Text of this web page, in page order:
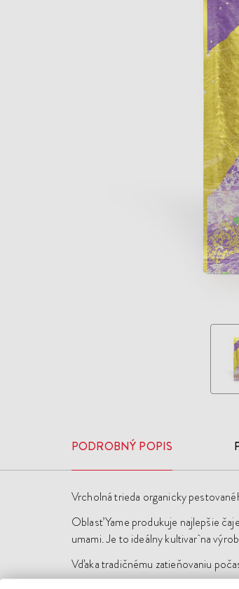
PODROBNÝ POPIS
Vrcholná trieda organicky
Oblasť Yame produkuje najlepšie
umami. Je to ideálny kultivar na
Vďaka tradičnému zatieňovaniu